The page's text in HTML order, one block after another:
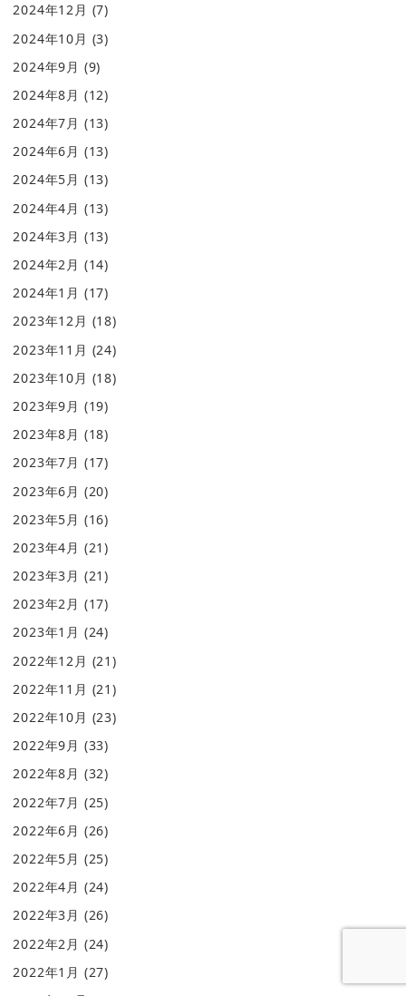
2024年12月 (7)
2024年10月 (3)
2024年9月 (9)
2024年8月 (12)
2024年7月 (13)
2024年6月 (13)
2024年5月 (13)
2024年4月 (13)
2024年3月 (13)
2024年2月 (14)
2024年1月 (17)
2023年12月 (18)
2023年11月 (24)
2023年10月 (18)
2023年9月 (19)
2023年8月 (18)
2023年7月 (17)
2023年6月 (20)
2023年5月 (16)
2023年4月 (21)
2023年3月 (21)
2023年2月 (17)
2023年1月 (24)
2022年12月 (21)
2022年11月 (21)
2022年10月 (23)
2022年9月 (33)
2022年8月 (32)
2022年7月 (25)
2022年6月 (26)
2022年5月 (25)
2022年4月 (24)
2022年3月 (26)
2022年2月 (24)
2022年1月 (27)